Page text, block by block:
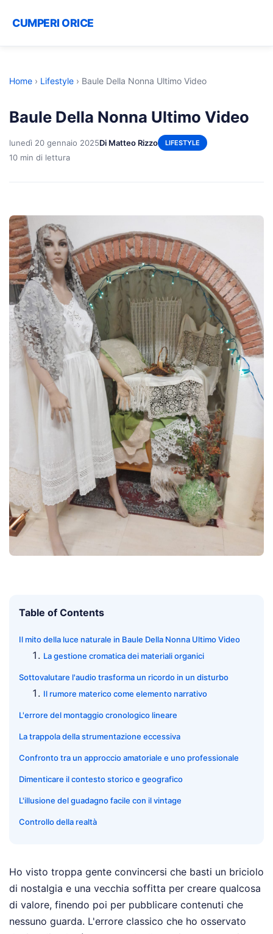
CUMPERI ORICE
Home › Lifestyle › Baule Della Nonna Ultimo Video
Baule Della Nonna Ultimo Video
lunedì 20 gennaio 2025Di Matteo Rizzo LIFESTYLE
10 min di lettura
Table of Contents
Il mito della luce naturale in Baule Della Nonna Ultimo Video
La gestione cromatica dei materiali organici
Sottovalutare l'audio trasforma un ricordo in un disturbo
Il rumore materico come elemento narrativo
L'errore del montaggio cronologico lineare
La trappola della strumentazione eccessiva
Confronto tra un approccio amatoriale e uno professionale
Dimenticare il contesto storico e geografico
L'illusione del guadagno facile con il vintage
Controllo della realtà
Ho visto troppa gente convincersi che basti un briciolo
di nostalgia e una vecchia soffitta per creare qualcosa
di valore, finendo poi per pubblicare contenuti che
nessuno guarda. L'errore classico che ho osservato